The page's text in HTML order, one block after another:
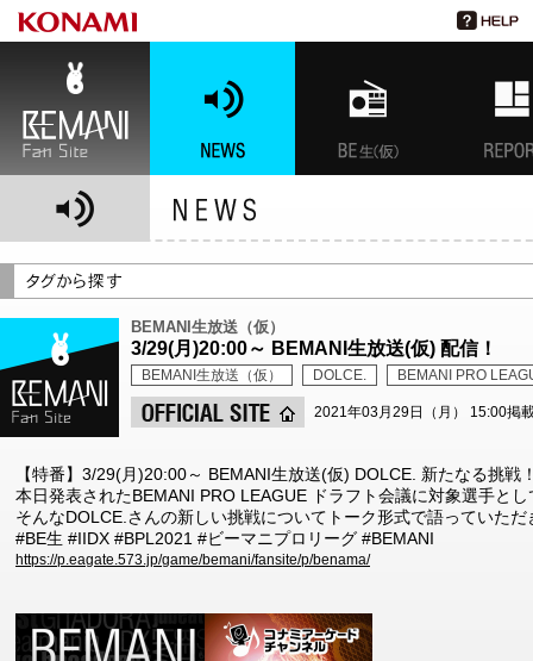
BEMANI生放送（仮）
3/29(月)20:00～ BEMANI生放送(仮) 配信！
BEMANI生放送（仮） DOLCE. BEMANI PRO
2021年03月29日（月） 15:00掲
【特番】3/29(月)20:00～ BEMANI生放送(仮) DOLCE. 新たなる挑戦
本日発表されたBEMANI PRO LEAGUE ドラフト会議に対象選手と
そんなDOLCE.さんの新しい挑戦についてトーク形式で語っていただ
#BE生 #IIDX #BPL2021 #ビーマニプロリーグ #BEMANI
https://p.eagate.573.jp/game/bemani/fansite/p/benama/